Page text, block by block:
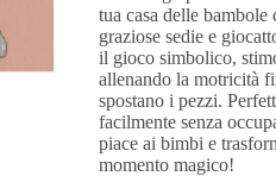
tua casa delle
graziose sedie e
il gioco simbolico,
allenando la motricità
spostano i pezzi.
facilmente senza
piace ai bimbi e
momento magico!